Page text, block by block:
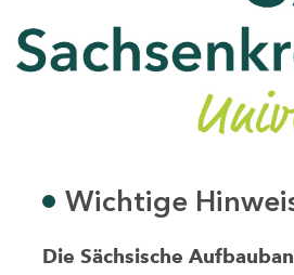
Wichtige
Die Sächsische